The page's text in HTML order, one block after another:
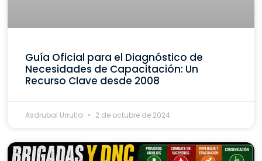
Guía Oficial para el Diagnóstico de
Necesidades de Capacitación: Un
Recurso Clave desde 2008
Asdrubal Urrutia 2 de octubre de 2024